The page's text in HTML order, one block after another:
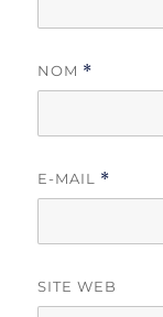
NOM *
E-MAIL *
SITE WEB